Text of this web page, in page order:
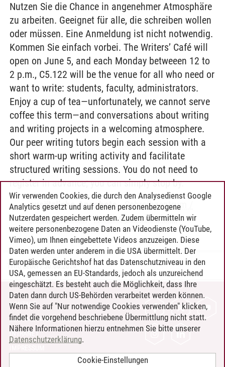
Nutzen Sie die Chance in angenehmer Atmosphäre
zu arbeiten. Geeignet für alle, die schreiben wollen
oder müssen. Eine Anmeldung ist nicht notwendig.
Kommen Sie einfach vorbei. The Writers’ Café will
open on June 5, and each Monday betweeen 12 to
2 p.m., C5.122 will be the venue for all who need or
want to write: students, faculty, administrators.
Enjoy a cup of tea—unfortunately, we cannot serve
coffee this term—and conversations about writing
and writing projects in a welcoming atmosphere.
Our peer writing tutors begin each session with a
short warm-up writing activity and facilitate
structured writing sessions. You do not need to
register in advance; you can simply stop by.
zusätzliche Angebote -Schreibzentrum /
Writing Center-Arbeitsgemeinschaft
Timo Leder/30.06.2024
KONTAKT
LEUPHANA ALS ARBEITGEBER
INTRANET
Wir verwenden Cookies, die durch den Analysedienst Google
Analytics gesetzt und auf denen personenbezogene
Nutzerdaten gespeichert werden. Zudem übermitteln wir
weitere personenbezogene Daten an Videodienste (YouTube,
Vimeo), um Ihnen eingebettete Videos anzuzeigen. Diese
Daten werden unter anderem in die USA übermittelt. Der
Europäische Gerichtshof hat das Datenschutzniveau in den
USA, gemessen an EU-Standards, jedoch als unzureichend
eingeschätzt. Es besteht auch die Möglichkeit, dass Ihre
Daten dann durch US-Behörden verarbeitet werden können.
Wenn Sie auf "Nur notwendige Cookies verwenden" klicken,
findet die vorgehend beschriebene Übermittlung nicht statt.
Nähere Informationen hierzu entnehmen Sie bitte unserer
Datenschutzerklärung.
Cookie-Einstellungen